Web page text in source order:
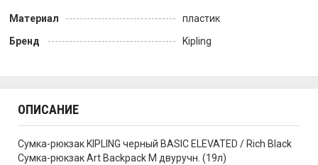
Материал
пластик
Бренд
Kipling
ОПИСАНИЕ
Сумка-рюкзак KIPLING черный BASIC ELEVATED / Rich Black
Сумка-рюкзак Art Backpack M двуручн. (19л)